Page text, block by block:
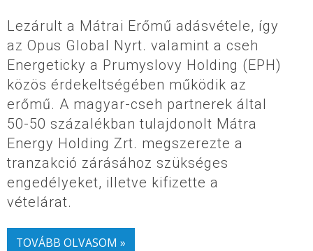
Lezárult a Mátrai Erőmű adásvétele, így
az Opus Global Nyrt. valamint a cseh
Energeticky a Prumyslovy Holding (EPH)
közös érdekeltségében működik az
erőmű. A magyar-cseh partnerek által
50-50 százalékban tulajdonolt Mátra
Energy Holding Zrt. megszerezte a
tranzakció zárásához szükséges
engedélyeket, illetve kifizette a
vételárat.
TOVÁBB OLVASOM »